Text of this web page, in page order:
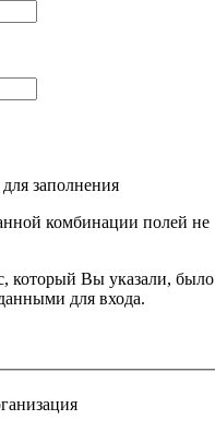
заполнения
комбинации полей не
который Вы указали, было
для входа.